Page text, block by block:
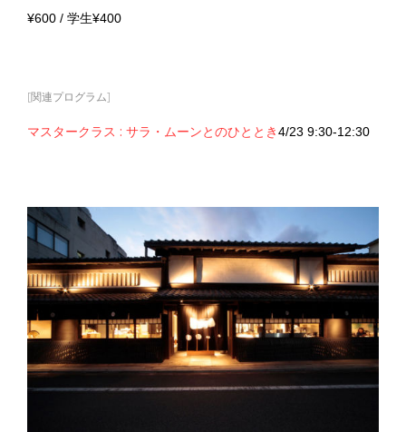
¥600 / 学生¥400
[関連プログラム]
マスタークラス : サラ・ムーンとのひととき4/23 9:30-12:30